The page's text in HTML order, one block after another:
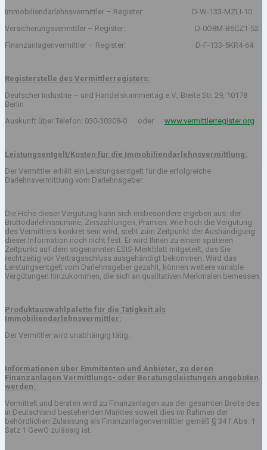
Immobiliendarlehnsvermittler – Register: D-W-133-MZLI-10
Versicherungsvermittler – Register: D-0O8M-B6CZ1-52
Finanzanlagenvermittler – Register: D-F-133-5KR4-64
Registerstelle des Vermittlerregisters:
Deutscher Industrie – und Handelskammertag e.V., Breite Str. 29, 10178
Berlin
Auskunft über Telefon: 030-30308-0 oder www.vermittlerregister.org
Leistungsentgelt/Kosten für die Immobiliendarlehnsvermittlung:
Der Vermittler erhält ein Leistungsentgelt für die erfolgreiche
Darlehnsvermittlung vom Darlehnsgeber.
Die Höhe dieser Vergütung kann sich insbesondere ergeben aus: der
Bruttodarlehnssumme, Zinszahlungen, Prämien. Wie hoch die Vergütung
des Vermittlers konkret sein wird, steht zum Zeitpunkt der Aushändigung
dieser Information noch nicht fest. Er wird Ihnen zu einem späteren
Zeitpunkt auf dem sogenannten ESIS-Merkblatt mitgeteilt, das Sie
rechtzeitig vor Vertragsschluss ausgehändigt bekommen. Wird das
Leistungsentgelt vom Darlehnsgeber gezahlt, können weitere variable
Vergütungen hinzukommen, die sich an qualitativen Merkmalen bemessen.
Produktauswahlpalette für die Tätigkeit als
Immobiliendarlehnsvermittler:
Der Vermittler wird unabhängig tätig.
Informationen über Emmitenten und Anbieter, zu deren
Finanzanlagen Vermittlungs- oder Beratungsleistungen angeboten
werden:
Vermittelt und beraten wird zu Finanzanlagen aus der gesamten Breite des
in Deutschland bestehenden Marktes soweit dies im Rahmen der
behördlichen Zulassung als Finanzanlagenvermittler gemäß § 34 f Abs. 1
Satz 1 GewO zulässig ist.